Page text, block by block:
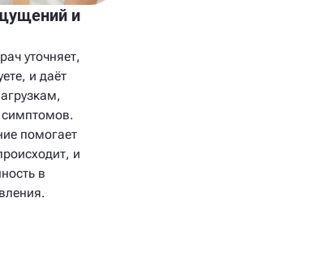
и
уточняет,
и даёт
симптомов.
помогает
и
в